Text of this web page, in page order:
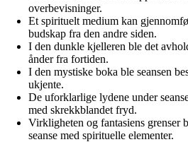
overbevisninger.
Et spirituelt medium kan
budskap fra den andre siden.
I den dunkle kjelleren ble det
ånder fra fortiden.
I den mystiske boka ble seansen
ukjente.
De uforklarlige lydene under
med skrekkblandet fryd.
Virkligheten og fantasiens grenser
seanse med spirituelle elementer.